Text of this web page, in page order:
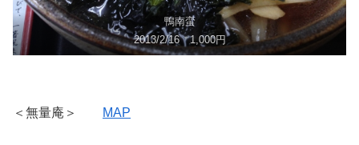
鴨南蛮
2013/2/16 1,000円
＜無量庵＞ MAP